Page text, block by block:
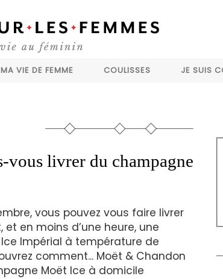
MA VIE DE FEMME COULISSES JE SUIS
vous livrer du champagne
vous pouvez vous faire livrer
et en moins d’une heure, une
Impérial à température de
comment... Moët & Chandon
Moët Ice à domicile